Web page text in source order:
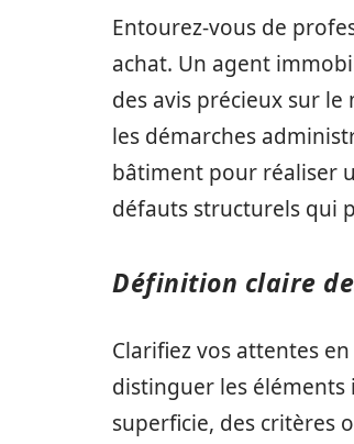
Entourez-vous de
achat. Un agent
des avis précieux sur
les démarches
bâtiment pour réaliser
défauts structurels qui
Définition claire
Clarifiez vos attentes
distinguer les éléments
superficie, des critères